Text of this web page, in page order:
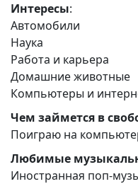
Интересы:
Автомобили
Наука
Работа и карьера
Домашние животные
Компьютеры и
Чем займется в
Поиграю на
Любимые
Иностранная поп-